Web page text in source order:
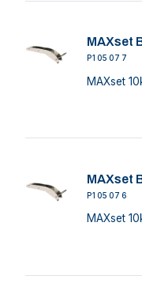
MAXset
P105077
MAXset
MAXset
P105076
MAXset